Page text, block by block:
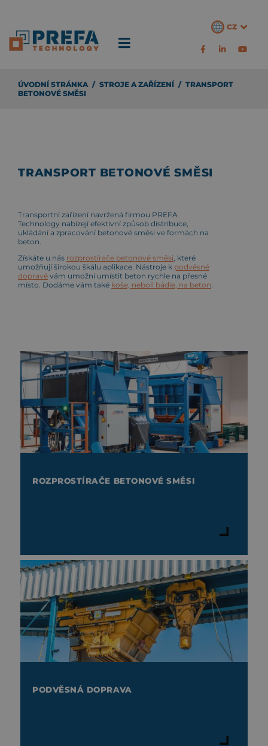
CZ
ÚVODNÍ STRÁNKA / STROJE A ZAŘÍZENÍ / TRANSPORT
BETONOVÉ SMĚSI
TRANSPORT BETONOVÉ SMĚSI
Transportní zařízení navržená firmou PREFA
Technology nabízejí efektivní způsob distribuce,
ukládání a zpracování betonové směsi ve formách na
beton.
Získáte u nás rozprostírače betonové směsi, které
umožňují širokou škálu aplikace. Nástroje k podvěsné
dopravě vám umožní umístit beton rychle na přesné
místo. Dodáme vám také koše, neboli bádie, na beton.
ROZPROSTÍRAČE BETONOVÉ SMĚSI
PODVĚSNÁ DOPRAVA